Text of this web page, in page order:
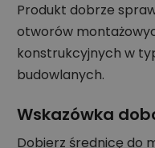
Produkt dobrze
otworów
konstrukcyjnych w
budowlanych.
Wskazówka
Dobierz średnicę do